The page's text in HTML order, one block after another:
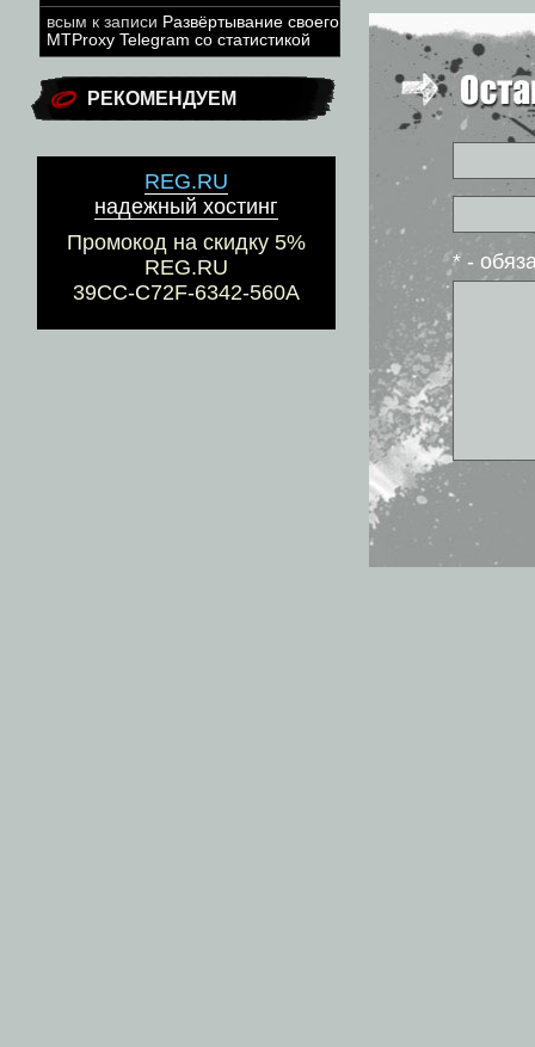
всым к записи Развёртывание своего
MTProxy Telegram со статистикой
РЕКОМЕНДУЕМ
REG.RU
надежный хостинг
Промокод на скидку 5%
REG.RU
39CC-C72F-6342-560A
* -